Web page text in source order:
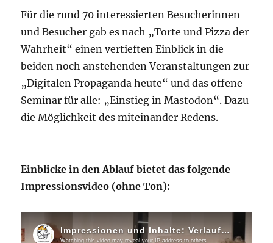
Für die rund 70 interessierten Besucherinnen
und Besucher gab es nach „Torte und Pizza der
Wahrheit“ einen vertieften Einblick in die
beiden noch anstehenden Veranstaltungen zur
„Digitalen Propaganda heute“ und das offene
Seminar für alle: „Einstieg in Mastodon“. Dazu
die Möglichkeit des miteinander Redens.
Einblicke in den Ablauf bietet das folgende
Impressionsvideo (ohne Ton):